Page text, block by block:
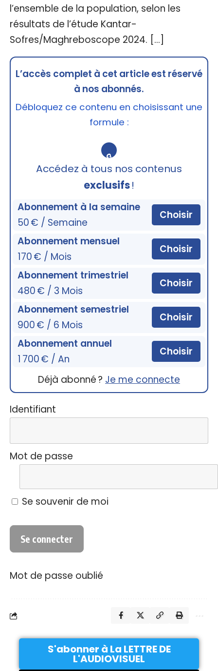
l’ensemble de la population, selon les
résultats de l’étude Kantar-
Sofres/Maghreboscope 2024. […]
L’accès complet à cet article est réservé
à nos abonnés.
Débloquez ce contenu en choisissant une
formule :
🔒
Accédez à tous nos contenus
exclusifs!
Abonnement à la semaine
50 € / Semaine
Choisir
Abonnement mensuel
170 € / Mois
Choisir
Abonnement trimestriel
480 € / 3 Mois
Choisir
Abonnement semestriel
900 € / 6 Mois
Choisir
Abonnement annuel
1 700 € / An
Choisir
Déjà abonné ? Je me connecte
Identifiant
Mot de passe
Se souvenir de moi
Mot de passe oublié
S'abonner à La LETTRE DE
L'AUDIOVISUEL